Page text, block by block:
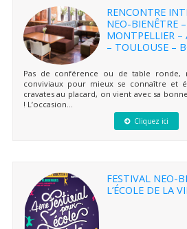
RENCONTRE
NEO-BIENÊTRE
MONTPELLIER –
– TOULOUSE –
Pas de conférence ou de table ronde,
conviviaux pour mieux se connaître et
cravates au placard, on vient avec sa
! L’occasion...
Cliquez ici
FESTIVAL NEO-
L’ÉCOLE DE LA